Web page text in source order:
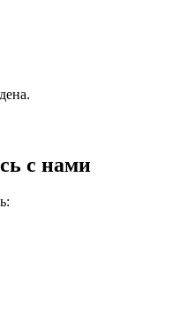
с нами